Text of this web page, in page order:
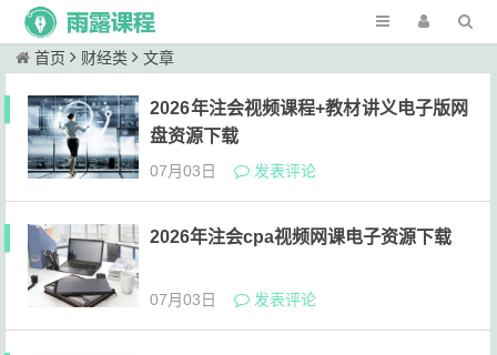
首页 财经类 文章
2026年注会视频课程+教材讲义电子版网
盘资源下载
07月03日 发表评论
2026年注会cpa视频网课电子资源下载
07月03日 发表评论